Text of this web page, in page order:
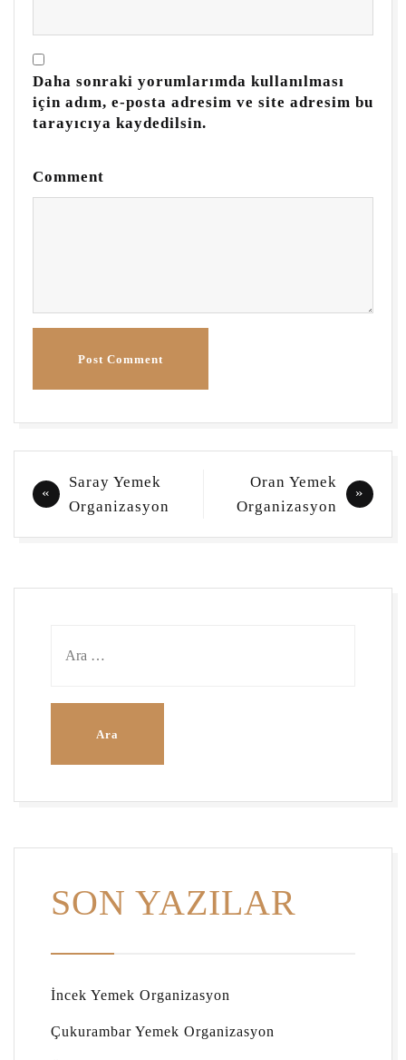
Daha sonraki yorumlarımda kullanılması
için adım, e-posta adresim ve site adresim bu
tarayıcıya kaydedilsin.
Comment
Post Comment
Yazı
gezinmesi
Saray Yemek
Organizasyon
Oran Yemek
Organizasyon
SON YAZILAR
İncek Yemek Organizasyon
Çukurambar Yemek Organizasyon